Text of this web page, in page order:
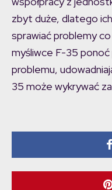
zbyt duże, dlatego
sprawiać problemy
myśliwce F-35 ponoć
problemu,
35 może wykrywać